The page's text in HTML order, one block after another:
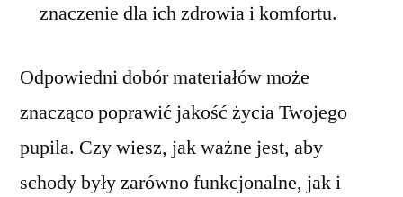
znaczenie dla ich zdrowia i komfortu.
Odpowiedni dobór materiałów może
znacząco poprawić jakość życia Twojego
pupila. Czy wiesz, jak ważne jest, aby
schody były zarówno funkcjonalne, jak i